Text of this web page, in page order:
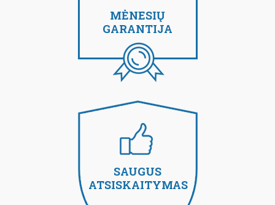
MĖNESIŲ
GARANTIJA
SAUGUS
ATSISKAITYMAS